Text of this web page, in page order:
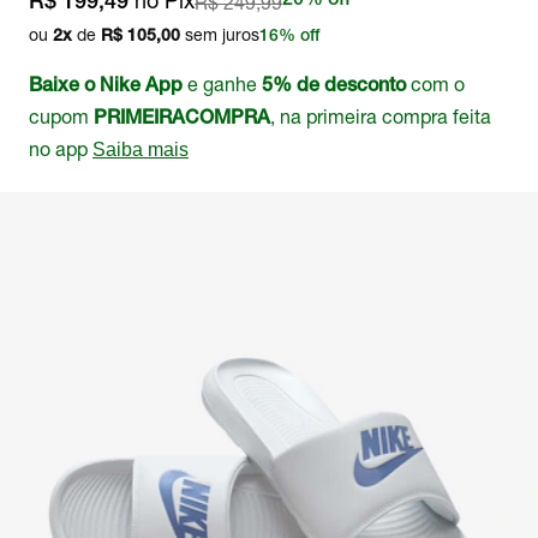
ou 2x de R$ 105,00 sem juros16% off
Baixe o Nike App e ganhe 5% de descontocom o
cupom PRIMEIRACOMPRA, na primeira compra feita
no app Saiba mais